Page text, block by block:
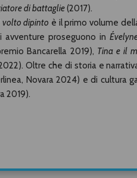
di battaglie(2017).
volto dipinto è il primo volume
proseguono in
Bancarella 2019), Tina e il
Oltre che di storia e
Novara 2024) e di cultura
2019).